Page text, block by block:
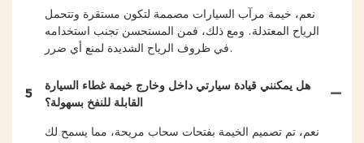
نعم، خيمة مرآب السيارات مصممة لتكون مستقرة وتتحمل
الرياح المعتدلة. ومع ذلك، فمن المستحسن تجنب استخدامه
في ظروف الرياح الشديدة لمنع أي ضرر.
5
هل يمكنني قيادة سيارتي داخل وخارج خيمة غطاء السيارة
القابلة للنفخ بسهولة؟
نعم، تم تصميم الخيمة بفتحات سحاب مريحة، مما يسمح لك